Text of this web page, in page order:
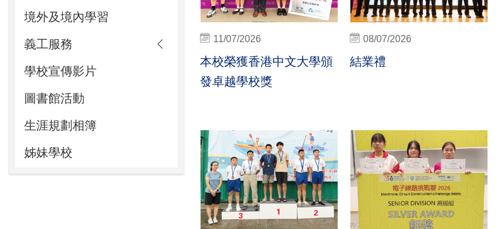
11/07/2026
本校榮獲香港中文大學頒
發卓越學校獎
08/07/2026
結業禮
境外及境內學習
義工服務
學校宣傳影片
圖書館活動
生涯規劃相簿
姊妹學校